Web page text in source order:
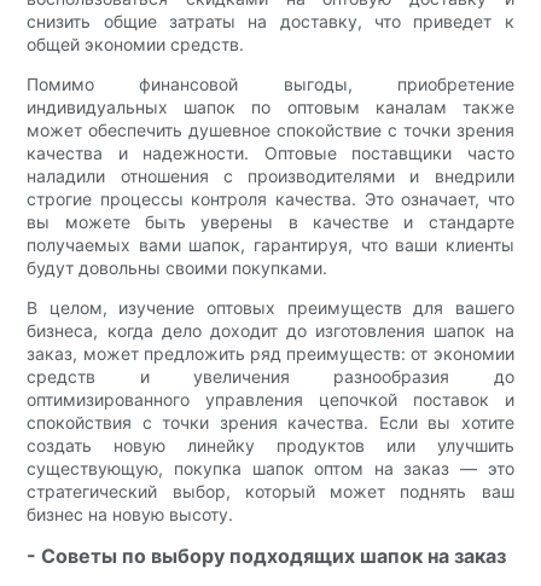
снизить общие затраты на доставку, что приведет к
общей экономии средств.
Помимо финансовой выгоды, приобретение
индивидуальных шапок по оптовым каналам также
может обеспечить душевное спокойствие с точки зрения
качества и надежности. Оптовые поставщики часто
наладили отношения с производителями и внедрили
строгие процессы контроля качества. Это означает, что
вы можете быть уверены в качестве и стандарте
получаемых вами шапок, гарантируя, что ваши клиенты
будут довольны своими покупками.
В целом, изучение оптовых преимуществ для вашего
бизнеса, когда дело доходит до изготовления шапок на
заказ, может предложить ряд преимуществ: от экономии
средств и увеличения разнообразия до
оптимизированного управления цепочкой поставок и
спокойствия с точки зрения качества. Если вы хотите
создать новую линейку продуктов или улучшить
существующую, покупка шапок оптом на заказ — это
стратегический выбор, который может поднять ваш
бизнес на новую высоту.
- Советы по выбору подходящих шапок на заказ